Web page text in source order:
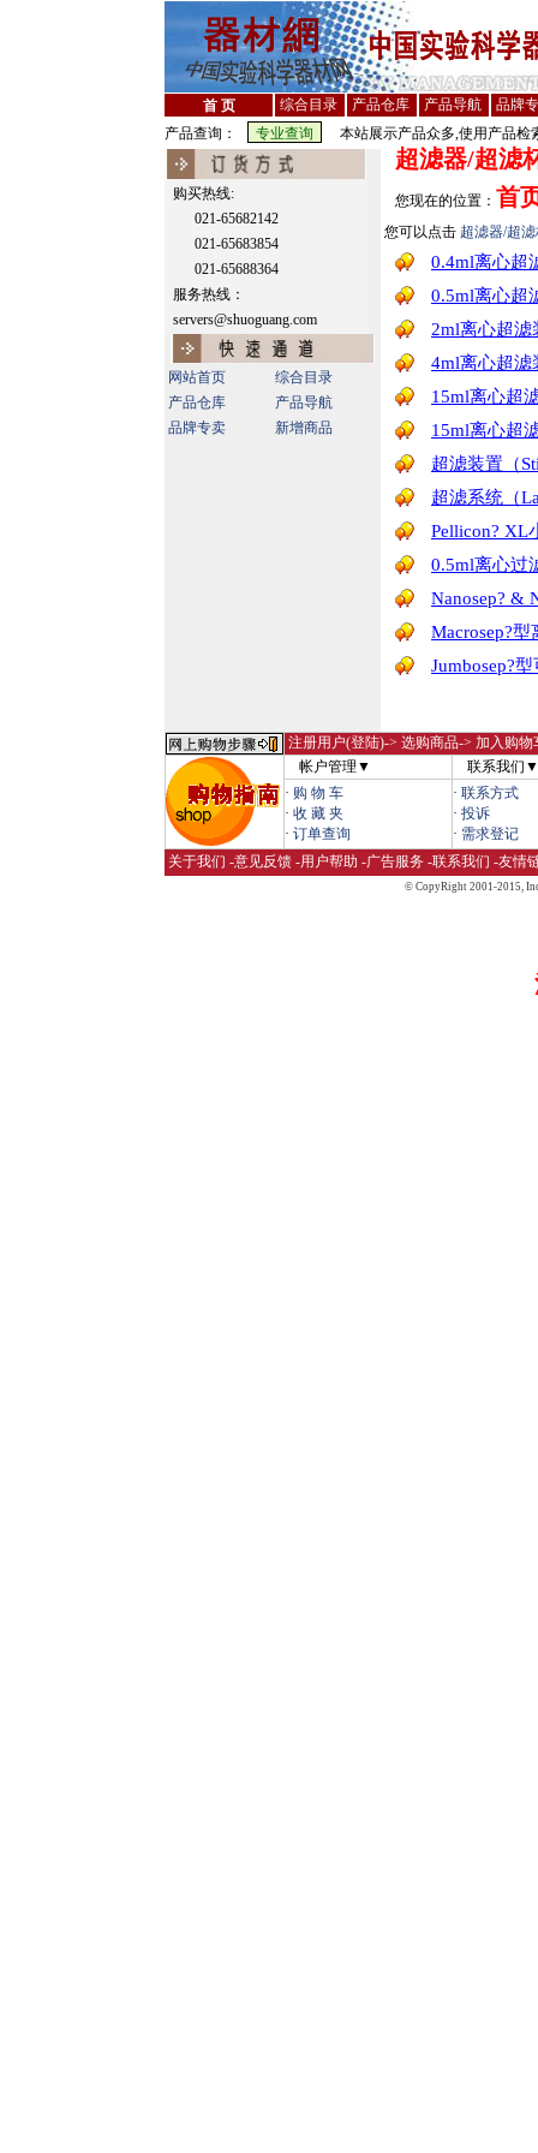
首 页 综合目录 产品仓库 产品导航
品牌
产品查询：
本站展示产品众多,使用产品检
购买热线:
021-65682142
021-65683854
021-65688364
服务热线：
servers@shuoguang.com
网站首页
综合目录
产品仓库
产品导航
品牌专卖
新增商品
超滤器/超滤
您现在的位置： 首
您可以点击 超滤器/超
0.4ml离心超
0.5ml离心超
2ml离心超滤
4ml离心超滤
15ml离心超
15ml离心超
超滤装置（
超滤系统（
Pellicon? XL
0.5ml离心过
Nanosep? &
Macrosep?
Jumbosep?
注册用户(登陆)-> 选购商品-> 加入购
帐户管理▼
联系我们▼
· 购 物 车
· 收 藏 夹
· 订单查询
· 联系方式
· 投诉
· 需求登记
关于我们 -意见反馈 -用户帮助 -广告服务 -联系我们 -友情
© CopyRight 2001-2015,